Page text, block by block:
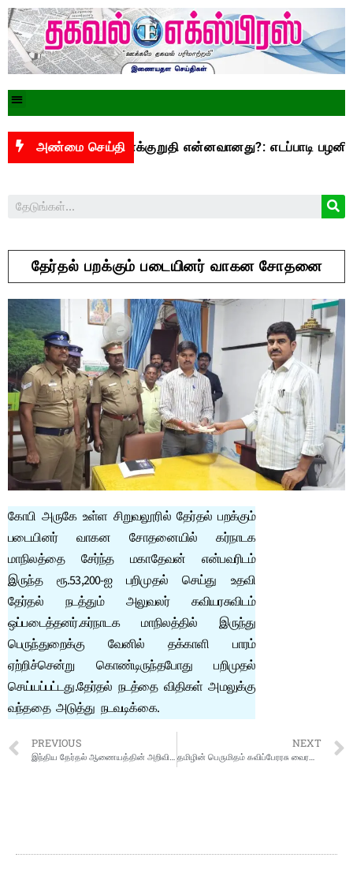
அண்மை செய்தி
என்ற வாக்குறுதி என்னவானது?: எடப்பாடி பழனிசாமி
தேர்தல் பறக்கும் படையினர் வாகன சோதனை
கோபி அருகே உள்ள சிறுவலூரில் தேர்தல் பறக்கும்
படையினர் வாகன சோதனையில் கர்நாடக
மாநிலத்தை சேர்ந்த மகாதேவன் என்பவரிடம்
இருந்த ரூ.53,200-ஐ பறிமுதல் செய்து உதவி
தேர்தல் நடத்தும் அலுவலர் கவியரசுவிடம்
ஒப்படைத்தனர்.கர்நாடக மாநிலத்தில் இருந்து
பெருந்துறைக்கு வேனில் தக்காளி பாரம்
ஏற்றிச்சென்று கொண்டிருந்தபோது பறிமுதல்
செய்யப்பட்டது.தேர்தல் நடத்தை விதிகள் அமலுக்கு
வந்ததை அடுத்து நடவடிக்கை.
PREVIOUS NEXT